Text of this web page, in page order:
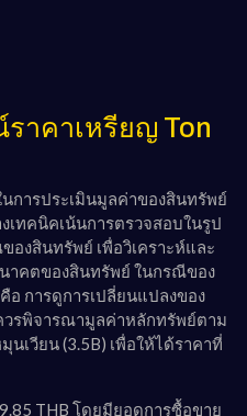
าคาเหรียญ Ton
นการประเมินมูลค่าของสินทรัพย์
เทคนิคเน้นการตรวจสอบในรูป
งสินทรัพย์ เพื่อวิเคราะห์และ
าคตของสินทรัพย์ ในกรณีของ
อ การดูการเปลี่ยนแปลงของ
รพิจารณามูลค่าหลักทรัพย์ตาม
เวียน (3.5B) เพื่อให้ได้ราคาที่
THB โดยมียอดการซื้อขาย